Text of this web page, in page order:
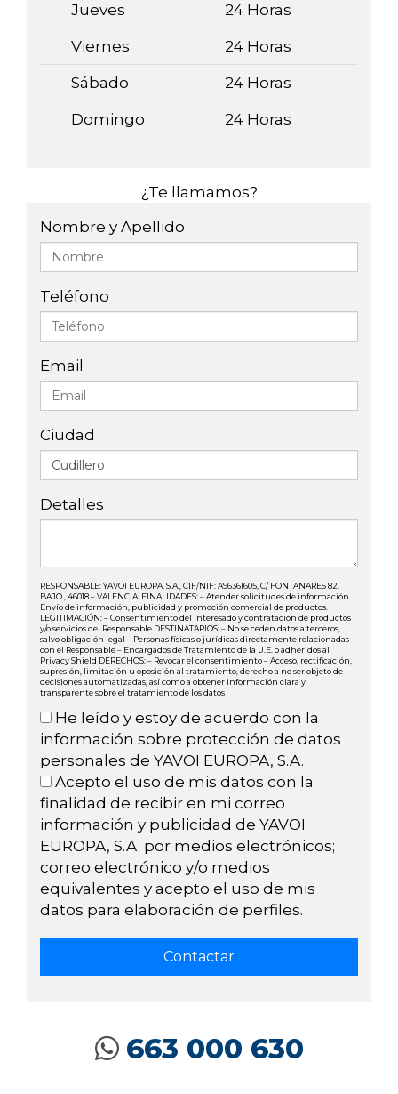
Jueves 24 Horas
Viernes 24 Horas
Sábado 24 Horas
Domingo 24 Horas
¿Te llamamos?
Nombre y Apellido
Teléfono
Email
Ciudad
Detalles
RESPONSABLE: YAVOI EUROPA, S.A., CIF/NIF: A96361605, C/ FONTANARES 82,
BAJO , 46018 – VALENCIA. FINALIDADES: – Atender solicitudes de información.
Envío de información, publicidad y promoción comercial de productos.
LEGITIMACIÓN: – Consentimiento del interesado y contratación de productos
y/o servicios del Responsable DESTINATARIOS: – No se ceden datos a terceros,
salvo obligación legal – Personas físicas o jurídicas directamente relacionadas
con el Responsable – Encargados de Tratamiento de la U.E. o adheridos al
Privacy Shield DERECHOS: – Revocar el consentimiento – Acceso, rectificación,
supresión, limitación u oposición al tratamiento, derecho a no ser objeto de
decisiones automatizadas, así como a obtener información clara y
transparente sobre el tratamiento de los datos
He leído y estoy de acuerdo con la
información sobre protección de datos
personales de YAVOI EUROPA, S.A.
Acepto el uso de mis datos con la
finalidad de recibir en mi correo
información y publicidad de YAVOI
EUROPA, S.A. por medios electrónicos;
correo electrónico y/o medios
equivalentes y acepto el uso de mis
datos para elaboración de perfiles.
663 000 630